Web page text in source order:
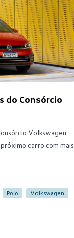
do Consórcio
Volkswagen
carro com mais
Polo Volkswagen